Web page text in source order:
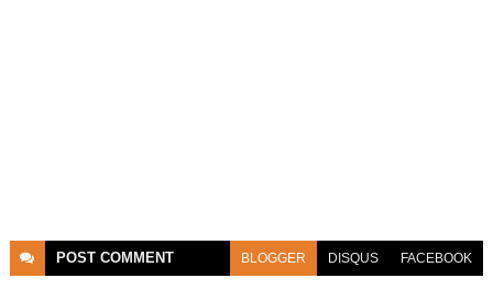
POST COMMENT BLOGGER DISQUS FACEBOOK